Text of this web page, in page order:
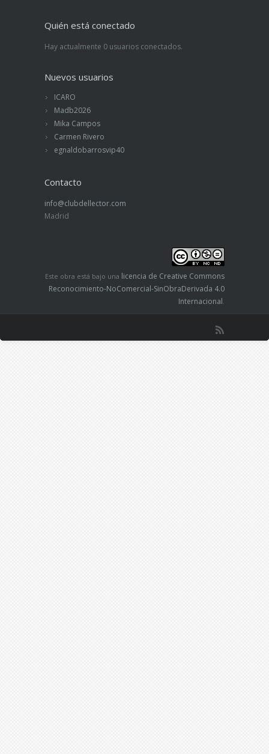
Quién está conectado
Hay actualmente 0 usuarios conectados.
Nuevos usuarios
ICARO
Madb2026
Mika Campos
Carmen Rivero
egnaldobarrosvip40
Contacto
info@clubdellector.com
Madrid
Este obra está bajo una licencia de Creative Commons
Reconocimiento-NoComercial-SinObraDerivada 4.0
Internacional